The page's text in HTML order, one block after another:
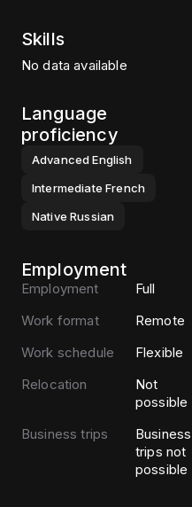
Skills
No data available
Language
proficiency
Advanced English
Intermediate French
Native Russian
Employment
Employment
Full
Work format
Remote
Work schedule
Flexible
Relocation
Not
possible
Business trips
Business
trips not
possible